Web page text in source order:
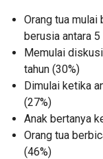
Orang tua
berusia antara 5
Memulai
tahun (30%)
Dimulai ketika
(27%)
Anak bertanya
Orang tua
(46%)